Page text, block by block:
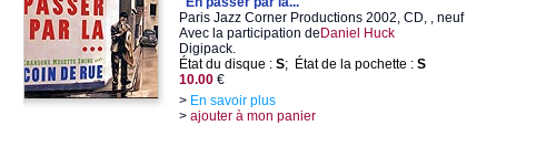
Paris Jazz Corner Productions 2002, CD, , neuf
Avec la participation de Daniel Huck
Digipack.
État du disque : S; État de la pochette : S
10.00 €
> En savoir plus
> ajouter à mon panier